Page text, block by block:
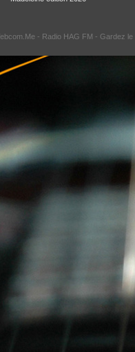
- Radio HAG FM - Gardez le